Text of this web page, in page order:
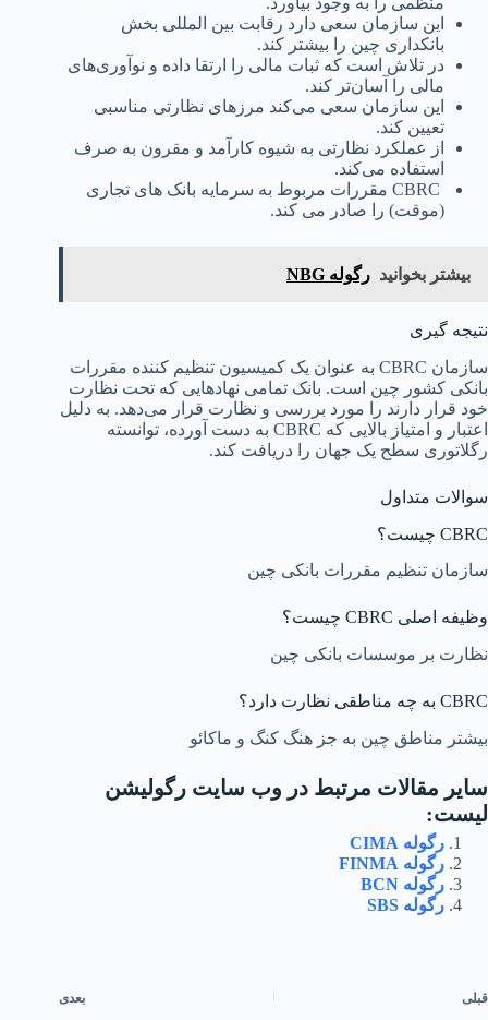
این سازمان سعی دارد رقابت بین المللی بخش
بانکداری چین را بیشتر کند.
در تلاش است که ثبات مالی را ارتقا داده و نوآوری‌های
مالی را آسان‌تر کند.
این سازمان سعی می‌کند مرزهای نظارتی مناسبی
تعیین کند.
از عملکرد نظارتی به شیوه کارآمد و مقرون به صرف
استفاده می‌کند.
CBRC مقررات مربوط به سرمایه بانک های تجاری
(موقت) را صادر می کند.
بیشتر بخوانید رگوله NBG
نتیجه گیری
سازمان CBRC به عنوان یک کمیسیون تنظیم کننده مقررات
بانکی کشور چین است. بانک تمامی نهادهایی که تحت نظارت
خود قرار دارند را مورد بررسی و نظارت قرار می‌دهد. به دلیل
اعتبار و امتیاز بالایی که CBRC به دست آورده، توانسته
رگلاتوری سطح یک جهان را دریافت کند.
سوالات متداول
CBRC چیست؟
سازمان تنظیم مقررات بانکی چین
وظیفه اصلی CBRC چیست؟
نظارت بر موسسات بانکی چین
CBRC به چه مناطقی نظارت دارد؟
بیشتر مناطق چین به جز هنگ کنگ و ماکائو
سایر مقالات مرتبط در وب سایت رگولیشن
لیست:
رگوله CIMA
رگوله FINMA‌
رگوله BCN
رگوله SBS
قبلی بعدی